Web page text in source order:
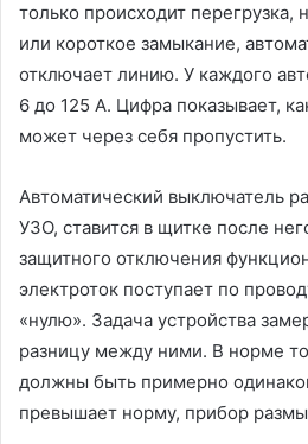
только происходит перегрузка,
или короткое замыкание,
отключает линию. У каждого
6 до 125 А. Цифра показывает,
может через себя пропустить.
Автоматический выключатель
УЗО, ставится в щитке после
защитного отключения
электроток поступает по
«нулю». Задача устройства
разницу между ними. В норме
должны быть примерно
превышает норму, прибор